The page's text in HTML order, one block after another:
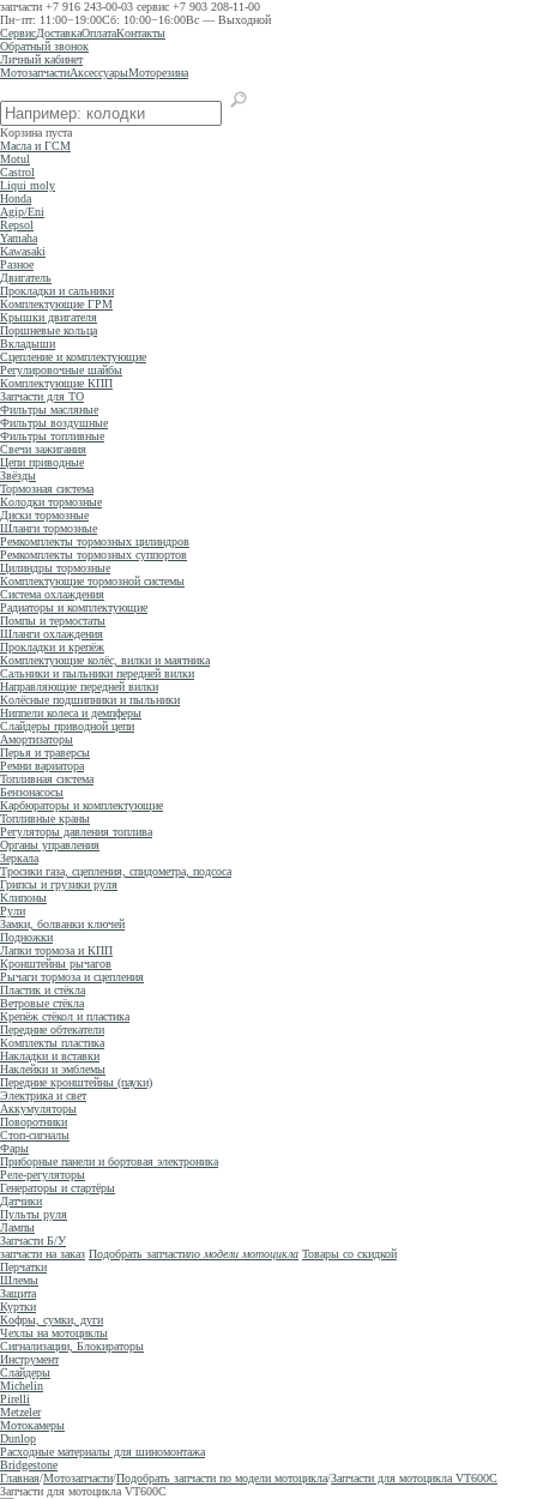
запчасти +7 916 243-00-03 сервис +7 903 208-11-00
Пн−пт: 11:00−19:00Сб: 10:00−16:00Вс — Выходной
СервисДоставкаОплатаКонтакты
Обратный звонок
Личный кабинет
МотозапчастиАксессуарыМоторезина
Корзина пуста
Масла и ГСМ
Motul
Castrol
Liqui moly
Honda
Agip/Eni
Repsol
Yamaha
Kawasaki
Разное
Двигатель
Прокладки и сальники
Комплектующие ГРМ
Крышки двигателя
Поршневые кольца
Вкладыши
Сцепление и комплектующие
Регулировочные шайбы
Комплектующие КПП
Запчасти для ТО
Фильтры масляные
Фильтры воздушные
Фильтры топливные
Свечи зажигания
Цепи приводные
Звёзды
Тормозная система
Колодки тормозные
Диски тормозные
Шланги тормозные
Ремкомплекты тормозных цилиндров
Ремкомплекты тормозных суппортов
Цилиндры тормозные
Комплектующие тормозной системы
Система охлаждения
Радиаторы и комплектующие
Помпы и термостаты
Шланги охлаждения
Прокладки и крепёж
Комплектующие колёс, вилки и маятника
Сальники и пыльники передней вилки
Направляющие передней вилки
Колёсные подшипники и пыльники
Ниппели колеса и демпферы
Слайдеры приводной цепи
Амортизаторы
Перья и траверсы
Ремни вариатора
Топливная система
Бензонасосы
Карбюраторы и комплектующие
Топливные краны
Регуляторы давления топлива
Органы управления
Зеркала
Тросики газа, сцепления, спидометра, подсоса
Грипсы и грузики руля
Клипоны
Рули
Замки, болванки ключей
Подножки
Лапки тормоза и КПП
Кронштейны рычагов
Рычаги тормоза и сцепления
Пластик и стёкла
Ветровые стёкла
Крепёж стёкол и пластика
Передние обтекатели
Комплекты пластика
Накладки и вставки
Наклейки и эмблемы
Передние кронштейны (пауки)
Электрика и свет
Аккумуляторы
Поворотники
Стоп-сигналы
Фары
Приборные панели и бортовая электроника
Реле-регуляторы
Генераторы и стартёры
Датчики
Пульты руля
Лампы
Запчасти Б/У
запчасти на заказ Подобрать запчастипо модели мотоцикла Товары со скидкой
Перчатки
Шлемы
Защита
Куртки
Кофры, сумки, дуги
Чехлы на мотоциклы
Сигнализации, Блокираторы
Инструмент
Слайдеры
Michelin
Pirelli
Metzeler
Мотокамеры
Dunlop
Расходные материалы для шиномонтажа
Bridgestone
Главная/Мотозапчасти/Подобрать запчасти по модели мотоцикла/Запчасти для мотоцикла VT600C
Запчасти для мотоцикла VT600C